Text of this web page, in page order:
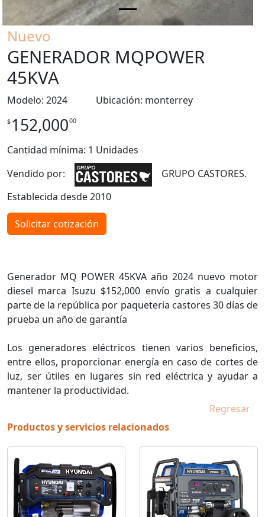
Nuevo
GENERADOR MQPOWER
45KVA
Modelo: 2024 Ubicación: monterrey
$ 152,00000
Cantidad mínima: 1 Unidades
Vendido por:
GRUPO CASTORES.
Establecida desde 2010
Solicitar cotización
Generador MQ POWER 45KVA año 2024 nuevo motor
diesel marca Isuzu $152,000 envío gratis a cualquier
parte de la república por paqueteria castores 30 días de
prueba un año de garantía
Los generadores eléctricos tienen varios beneficios,
entre ellos, proporcionar energía en caso de cortes de
luz, ser útiles en lugares sin red eléctrica y ayudar a
mantener la productividad.
Regresar
Productos y servicios relacionados